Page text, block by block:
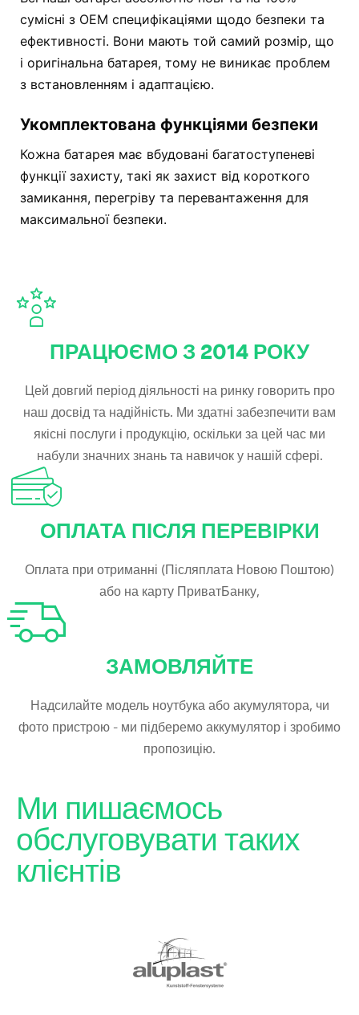
сумісні з OEM специфікаціями щодо безпеки та
ефективності. Вони мають той самий розмір, що
і оригінальна батарея, тому не виникає проблем
з встановленням і адаптацією.
Укомплектована функціями безпеки
Кожна батарея має вбудовані багатоступеневі
функції захисту, такі як захист від короткого
замикання, перегріву та перевантаження для
максимальної безпеки.
ПРАЦЮЄМО З 2014 РОКУ
Цей довгий період діяльності на ринку говорить про
наш досвід та надійність. Ми здатні забезпечити вам
якісні послуги і продукцію, оскільки за цей час ми
набули значних знань та навичок у нашій сфері.
ОПЛАТА ПІСЛЯ ПЕРЕВІРКИ
Оплата при отриманні (Післяплата Новою Поштою)
або на карту ПриватБанку,
ЗАМОВЛЯЙТЕ
Надсилайте модель ноутбука або акумулятора, чи
фото пристрою - ми підберемо аккумулятор і зробимо
пропозицію.
Ми пишаємось
обслуговувати таких
клієнтів